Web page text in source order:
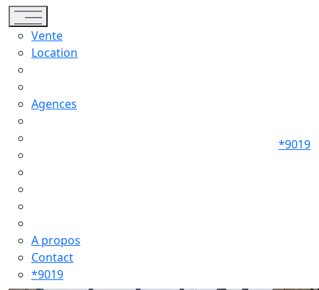
Toggle navigation
Vente
Location
Agences
A propos
Contact
*9019
*9019